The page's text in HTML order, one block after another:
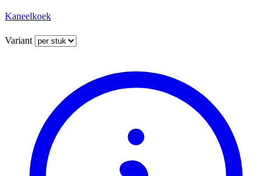
Kaneelkoek
Variant